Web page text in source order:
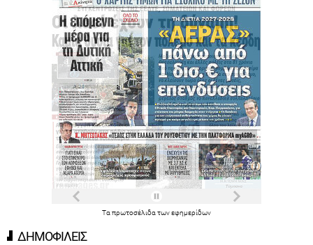
Ταπρωτοσέλιδατωνεφημερίδων
ΔΗΜΟΦΙΛΕΙΣ